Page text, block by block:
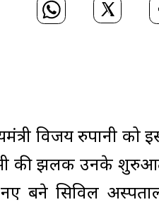
विजय रुपानी को
की झलक उनके
नए बने सिविल